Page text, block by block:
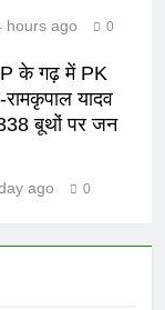
hours ago 0
के गढ़ में PK
यादव
338 बूथों पर जन
ago 0